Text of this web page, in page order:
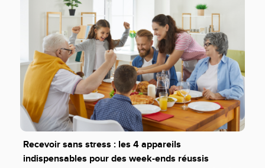
Recevoir sans stress : les 4 appareils
indispensables pour des week-ends réussis